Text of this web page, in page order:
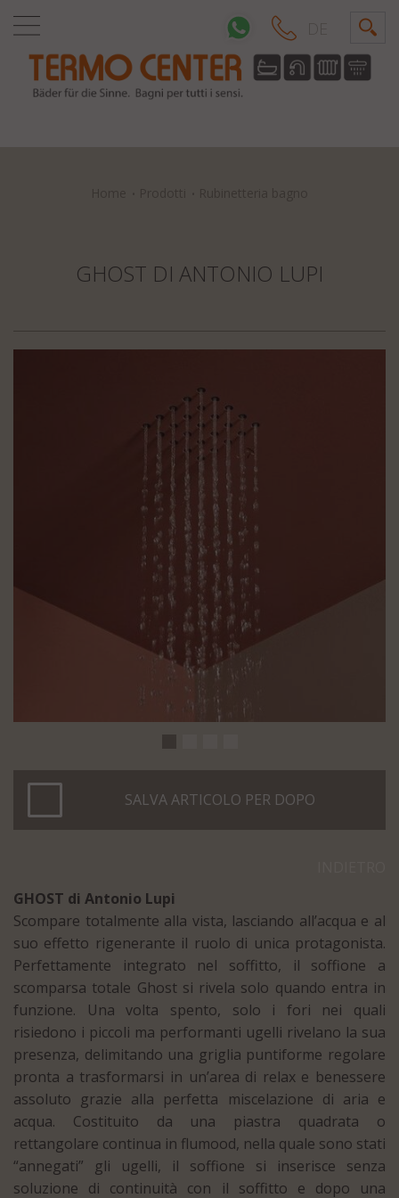
GHOST DI ANTONIO LUPI
SALVA ARTICOLO PER DOPO
GHOST di Antonio Lupi
Scompare totalmente alla vista, lasciando all’acqua e al
suo effetto rigenerante il ruolo di unica protagonista.‎
Perfettamente integrato nel soffitto, il soffione a
scomparsa totale Ghost si rivela solo quando entra in
funzione.‎ Una volta spento, solo i fori nei quali
risiedono i piccoli ma performanti ugelli rivelano la sua
presenza, delimitando una griglia puntiforme regolare
pronta a trasformarsi in un’area di relax e benessere
assoluto grazie alla perfetta miscelazione di aria e
acqua.‎ Costituito da una piastra quadrata o
rettangolare continua in flumood, nella quale sono stati
“annegati” gli ugelli, il soffione si inserisce senza
soluzione di continuità con il soffitto e dopo una